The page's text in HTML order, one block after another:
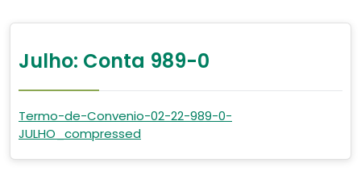
Julho: Conta 989-0
Termo-de-Convenio-02-22-989-0-
JULHO_compressed